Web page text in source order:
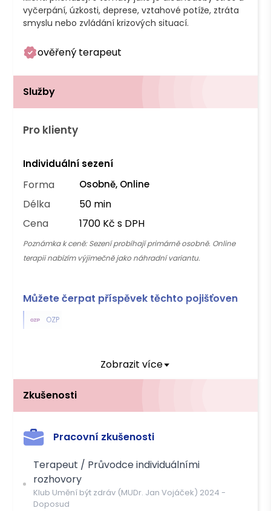
vyčerpání, úzkosti, deprese, vztahové potíže, ztráta
smyslu nebo zvládání krizových situací.
ověřený terapeut
Služby
Pro klienty
Individuální sezení
Forma Osobně, Online
Délka
50 min
Cena
1700 Kč s DPH
Poznámka k ceně:Sezení probíhají primárně osobně. Online
terapii nabízím výjimečně jako náhradní variantu.
Můžete čerpat příspěvek těchto pojišťoven
OZP
Zobrazit více
Zkušenosti
Pracovní zkušenosti
Terapeut / Průvodce individuálními
rozhovory
Klub Umění být zdráv (MUDr. Jan Vojáček) 2024 -
Doposud